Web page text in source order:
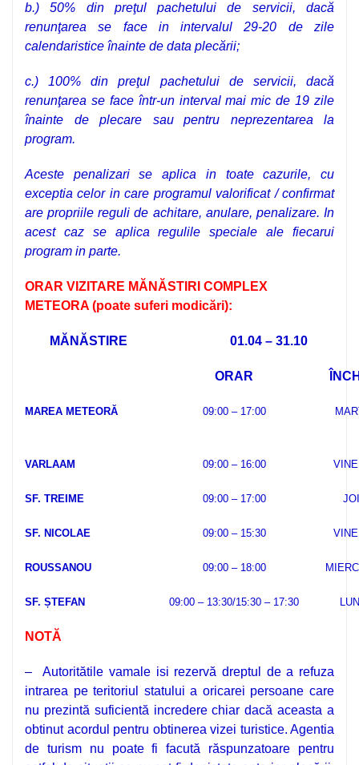
b.) 50% din preţul pachetului de servicii, dacă
renunţarea se face in intervalul 29-20 de zile
calendaristice înainte de data plecării;
c.) 100% din preţul pachetului de servicii, dacă
renunţarea se face într-un interval mai mic de 19 zile
înainte de plecare sau
pentru neprezentarea la
program.
Aceste penalizari se aplica in toate cazurile, cu
exceptia celor in care programul valorificat / confirmat
are propriile reguli de achitare, anulare, penalizare. In
acest caz se aplica regulile speciale ale fiecarui
program in parte.
ORAR VIZITARE MĂNĂSTIRI COMPLEX
METEORA (poate suferi modicări):
MĂNĂSTIRE 01.04 – 31.10
ORAR
MAREA METEORĂ 09:00 – 17:00
VARLAAM 09:00 – 16:00
SF. TREIME 09:00 – 17:00 JOI
SF. NICOLAE 09:00 – 15:30
ROUSSANOU 09:00 – 18:00
SF. ȘTEFAN 09:00 – 13:30/15:30 – 17:30
NOTĂ
–
Autoritătile vamale isi rezervă dreptul de a refuza
intrarea pe teritoriul statului a oricarei persoane care
nu prezintă suficientă incredere chiar dacă aceasta a
obtinut acordul pentru obtinerea vizei turistice. Agentia
de turism nu poate fi facută răspunzatoare pentru